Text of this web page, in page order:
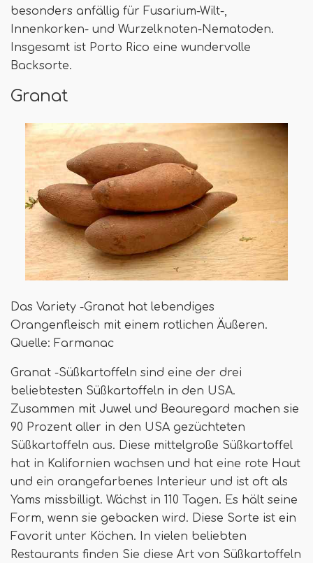
besonders anfällig für Fusarium-Wilt-,
Innenkorken- und Wurzelknoten-Nematoden.
Insgesamt ist Porto Rico eine wundervolle
Backsorte.
Granat
Das Variety -Granat hat lebendiges
Orangenfleisch mit einem rotlichen Äußeren.
Quelle: Farmanac
Granat -Süßkartoffeln sind eine der drei
beliebtesten Süßkartoffeln in den USA.
Zusammen mit Juwel und Beauregard machen sie
90 Prozent aller in den USA gezüchteten
Süßkartoffeln aus. Diese mittelgroße Süßkartoffel
hat in Kalifornien wachsen und hat eine rote Haut
und ein orangefarbenes Interieur und ist oft als
Yams missbilligt. Wächst in 110 Tagen. Es hält seine
Form, wenn sie gebacken wird. Diese Sorte ist ein
Favorit unter Köchen. In vielen beliebten
Restaurants finden Sie diese Art von Süßkartoffeln